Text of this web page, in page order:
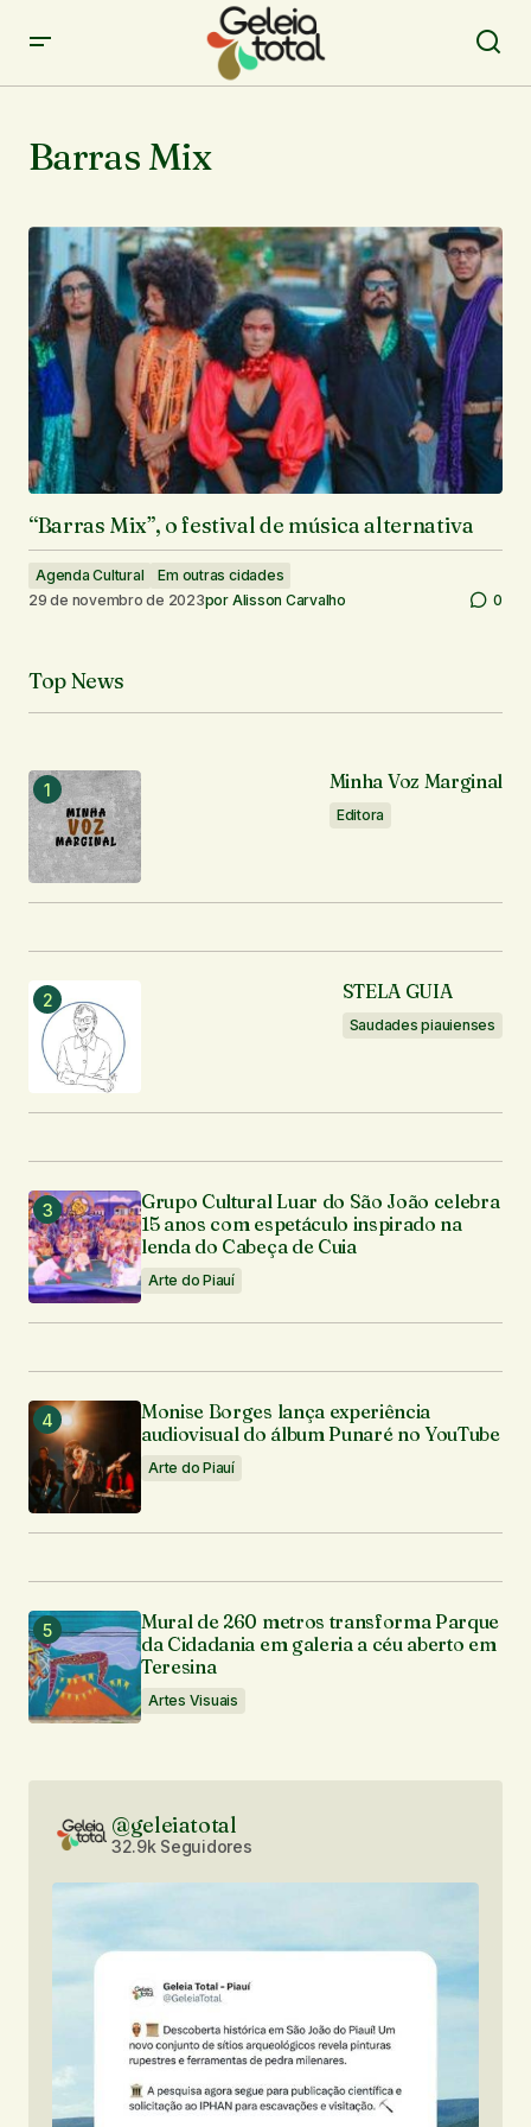
Barras Mix
“Barras Mix”, o festival de música alternativa
Agenda Cultural
Em outras cidades
29 de novembro de 2023por Alisson Carvalho 0
Top News
Minha Voz Marginal
Editora
STELA GUIA
Saudades piauienses
Grupo Cultural Luar do São João celebra
15 anos com espetáculo inspirado na
lenda do Cabeça de Cuia
Arte do Piauí
Monise Borges lança experiência
audiovisual do álbum Punaré no YouTube
Arte do Piauí
Mural de 260 metros transforma Parque
da Cidadania em galeria a céu aberto em
Teresina
Artes Visuais
@geleiatotal
32.9k Seguidores